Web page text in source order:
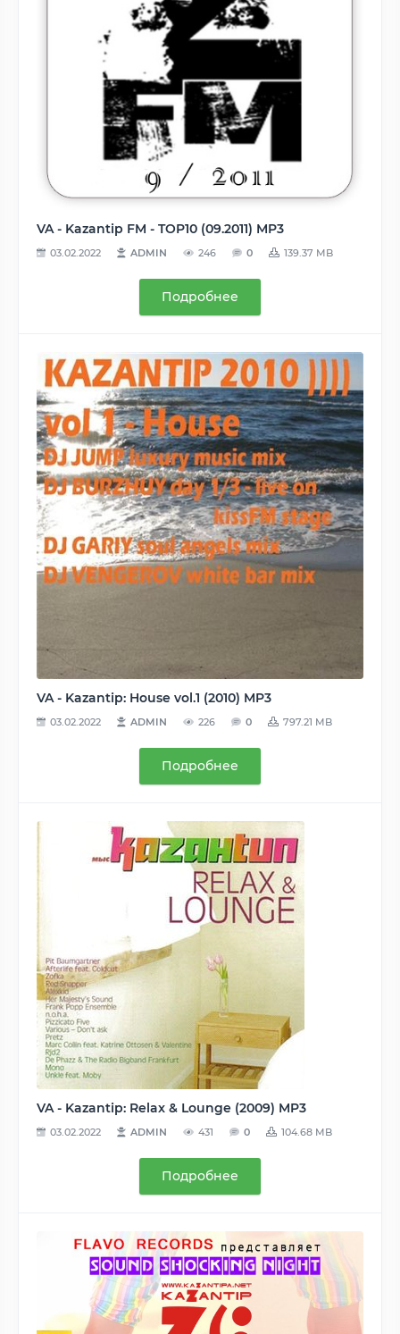
VA - Kazantip FM - TOP10 (09.2011) MP3
03.02.2022 ADMIN 246 0 139.37 MB
Подробнее
VA - Kazantip: House vol.1 (2010) MP3
03.02.2022 ADMIN 226 0 797.21 MB
Подробнее
VA - Kazantip: Relax & Lounge (2009) MP3
03.02.2022 ADMIN 431 0 104.68 MB
Подробнее